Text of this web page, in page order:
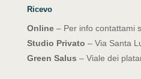
Ricevo
Online– Per info contattami
Studio Privato – Via Santa
Green Salus – Viale dei